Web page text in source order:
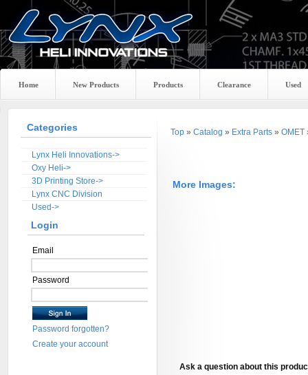
Home New Products Products Clearance Used
Top» Catalog » Extra Parts» OMET
More Images:
Ask a question about this
Categories
Lynx Heli Innovations->
Oxy Heli->
3D Printing Store->
Lynx CNC Division
Used->
Login
Email
Password
Password forgotten?
Create your account